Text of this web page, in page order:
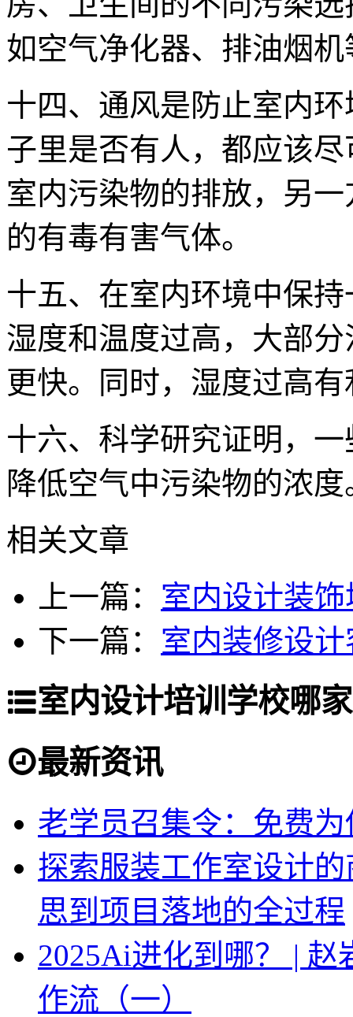
如空气净化器、排油烟机
十四、通风是防止室内
子里是否有人，都应该
室内污染物的排放，另
的有毒有害气体。
十五、在室内环境中保
湿度和温度过高，大部
更快。同时，湿度过高
十六、科学研究证明，
降低空气中污染物的浓度
相关文章
上一篇： 室内设计装
下一篇： 室内装修设
室内设计培训学校哪
最新资讯
老学员召集令：免费
探索服装工作室设计
思到项目落地的全过程
2025Ai进化到哪？ |
作流（一）